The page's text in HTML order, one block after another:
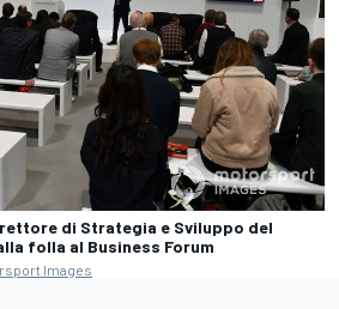
di Strategia e Sviluppo del
folla al Business Forum
Images